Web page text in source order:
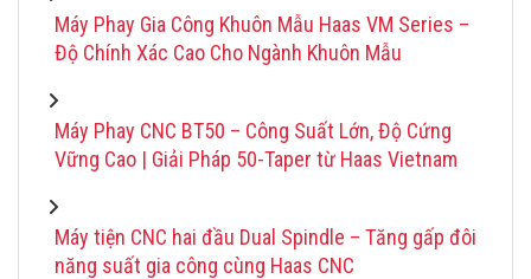
Máy Phay Gia Công Khuôn Mẫu Haas VM Series –
Độ Chính Xác Cao Cho Ngành Khuôn Mẫu
Máy Phay CNC BT50 – Công Suất Lớn, Độ Cứng
Vững Cao | Giải Pháp 50-Taper từ Haas Vietnam
Máy tiện CNC hai đầu Dual Spindle – Tăng gấp đôi
năng suất gia công cùng Haas CNC